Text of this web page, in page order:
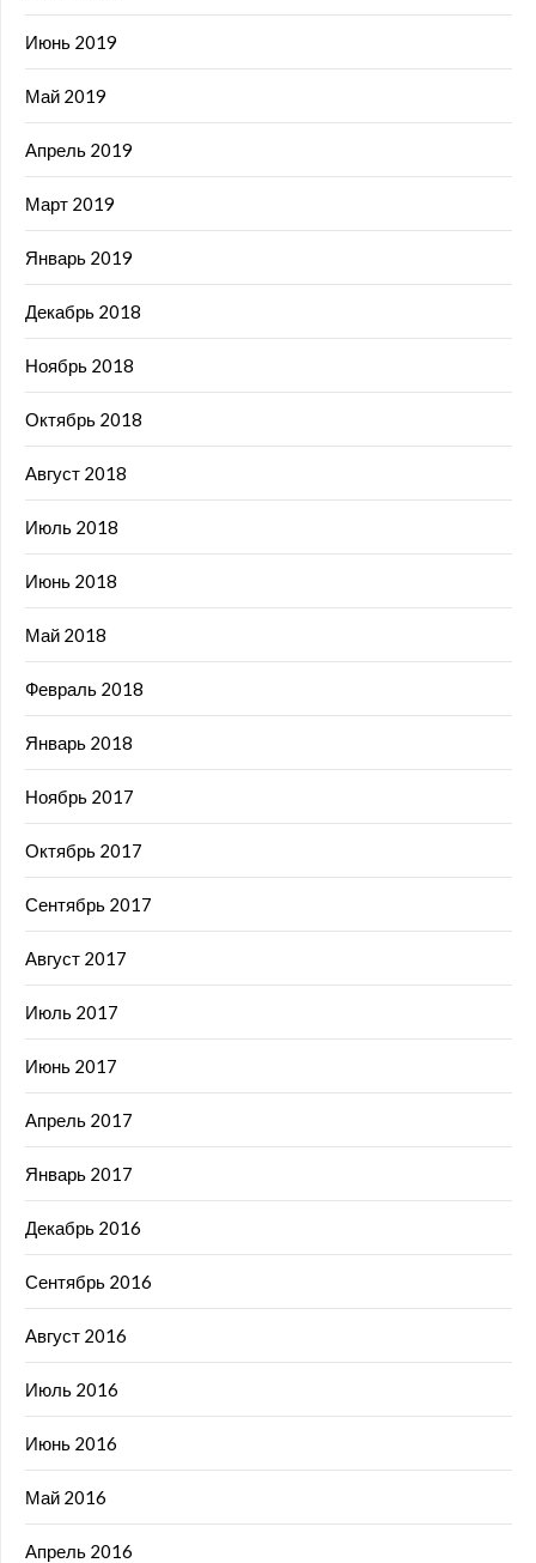
Июнь 2019
Май 2019
Апрель 2019
Март 2019
Январь 2019
Декабрь 2018
Ноябрь 2018
Октябрь 2018
Август 2018
Июль 2018
Июнь 2018
Май 2018
Февраль 2018
Январь 2018
Ноябрь 2017
Октябрь 2017
Сентябрь 2017
Август 2017
Июль 2017
Июнь 2017
Апрель 2017
Январь 2017
Декабрь 2016
Сентябрь 2016
Август 2016
Июль 2016
Июнь 2016
Май 2016
Апрель 2016